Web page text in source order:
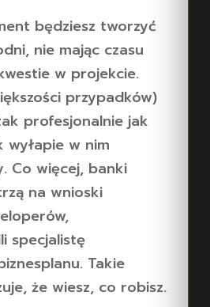
będziesz tworzyć
nie mając czasu
w projekcie.
przypadków)
profesjonalnie jak
w nim
Co więcej, banki
na wnioski
specjalistę
Takie
że wiesz, co robisz.